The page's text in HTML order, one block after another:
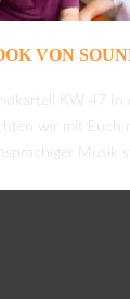
VON
KW 47 In
wir mit Euch
Musik